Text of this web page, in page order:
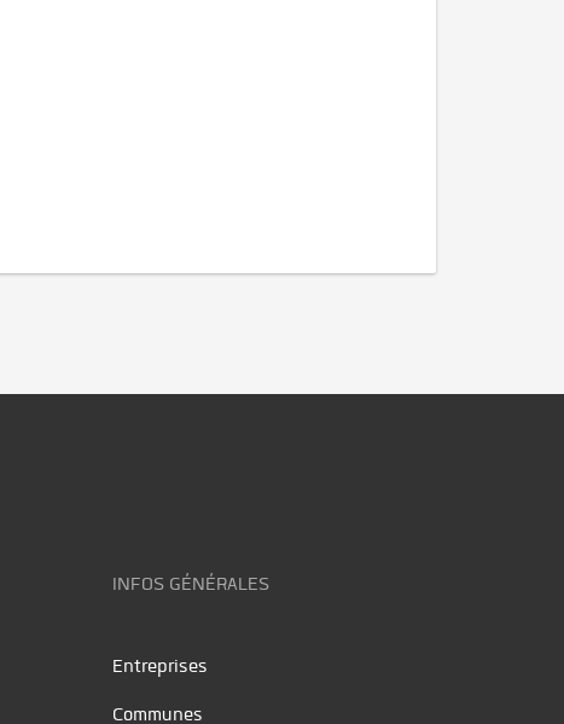
INFOS GÉNÉRALES
Entreprises
Communes